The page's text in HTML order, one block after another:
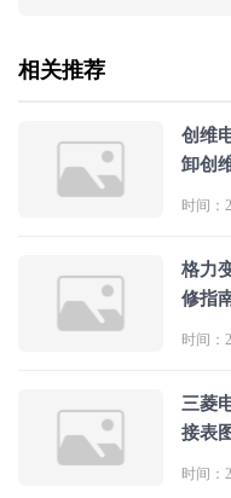
相关推荐
创维
卸创
时间：
格力
修指
时间：
三菱
接表
时间：